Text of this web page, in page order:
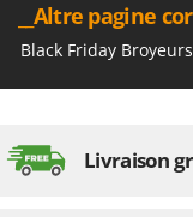
S.T.P.
Santos
Sbaraglia
Seven Italy
__Altre pagine
Black Friday
Livraison